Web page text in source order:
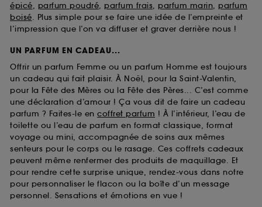
épicé, parfum poudré, parfum frais, parfum marin, parfum
boisé. Plus simple pour se faire une idée de l’empreinte et
l’impression que l’on va diffuser et graver derrière nous !
UN PARFUM EN CADEAU...
Offrir un parfum Femme ou un parfum Homme est toujours
un cadeau qui fait plaisir. À Noël, pour la Saint-Valentin,
pour la Fête des Mères ou la Fête des Pères... C’est comme
une déclaration d’amour ! Ça vous dit de faire un cadeau
parfum ? Faites-le en coffret parfum ! À l’intérieur, l’eau de
toilette ou l’eau de parfum en format classique, format
voyage ou mini, accompagnée de soins aux mêmes
senteurs pour le corps ou le rasage. Ces coffrets cadeaux
peuvent même renfermer des produits de maquillage. Et
pour rendre cette surprise unique, rendez-vous dans notre
pour personnaliser le flacon ou la boîte d’un message
personnel. Sensations et émotions en vue !